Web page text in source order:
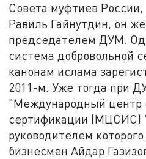
Совета муфтиев России,
Равиль Гайнутдин, он
председателем ДУМ.
система добровольной
канонам ислама
2011-м. Уже тогда при
"Международный центр
сертификации (МЦСИС)
руководителем
бизнесмен Айдар